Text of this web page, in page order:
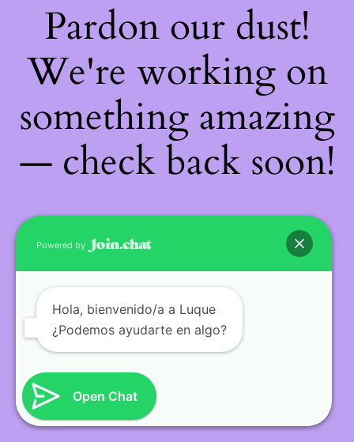
Pardon our dust!
We're working on
something amazing
— check back soon!
Powered by
Hola, bienvenido/a a Luque
¿Podemos ayudarte en algo?
Open Chat